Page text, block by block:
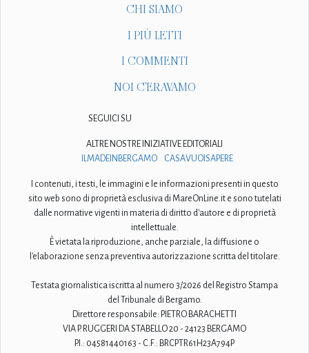
CHI SIAMO
I PIÙ LETTI
I COMMENTI
NOI C'ERAVAMO
SEGUICI SU
ALTRE NOSTRE INIZIATIVE EDITORIALI
ILMADEINBERGAMO
CASAVUOISAPERE
I contenuti, i testi, le immagini e le informazioni presenti in questo
sito web sono di proprietà esclusiva di MareOnLine.it e sono tutelati
dalle normative vigenti in materia di diritto d'autore e di proprietà
intellettuale.
È vietata la riproduzione, anche parziale, la diffusione o
l'elaborazione senza preventiva autorizzazione scritta del titolare.
Testata giornalistica iscritta al numero 3/2026 del Registro Stampa
del Tribunale di Bergamo.
Direttore responsabile: PIETRO BARACHETTI
VIA P. RUGGERI DA STABELLO 20 - 24123 BERGAMO
P.I.: 04581440163 - C.F.: BRCPTR61H23A794P